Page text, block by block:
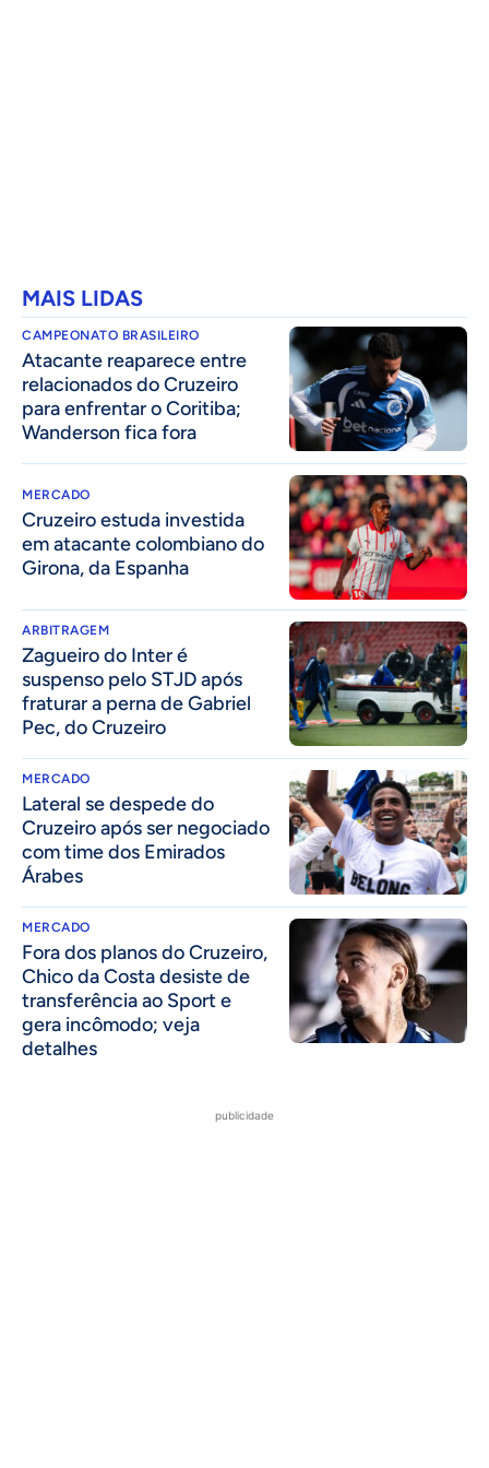
MAIS LIDAS
CAMPEONATO BRASILEIRO
Atacante reaparece entre
relacionados do Cruzeiro
para enfrentar o Coritiba;
Wanderson fica fora
MERCADO
Cruzeiro estuda investida
em atacante colombiano do
Girona, da Espanha
ARBITRAGEM
Zagueiro do Inter é
suspenso pelo STJD após
fraturar a perna de Gabriel
Pec, do Cruzeiro
MERCADO
Lateral se despede do
Cruzeiro após ser negociado
com time dos Emirados
Árabes
MERCADO
Fora dos planos do Cruzeiro,
Chico da Costa desiste de
transferência ao Sport e
gera incômodo; veja
detalhes
publicidade